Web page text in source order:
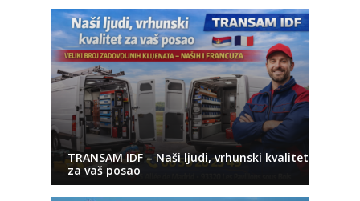
TRANSAM IDF – Naši ljudi, vrhunski kvalitet
za vaš posao